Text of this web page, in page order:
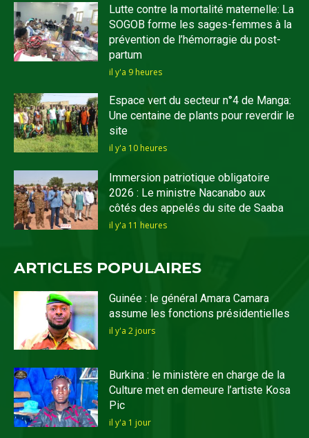
Lutte contre la mortalité maternelle: La
SOGOB forme les sages-femmes à la
prévention de l’hémorragie du post-
partum
il y'a 9 heures
Espace vert du secteur n°4 de Manga:
Une centaine de plants pour reverdir le
site
il y'a 10 heures
Immersion patriotique obligatoire
2026 : Le ministre Nacanabo aux
côtés des appelés du site de Saaba
il y'a 11 heures
ARTICLES POPULAIRES
Guinée : le général Amara Camara
assume les fonctions présidentielles
il y'a 2 jours
Burkina : le ministère en charge de la
Culture met en demeure l’artiste Kosa
Pic
il y'a 1 jour